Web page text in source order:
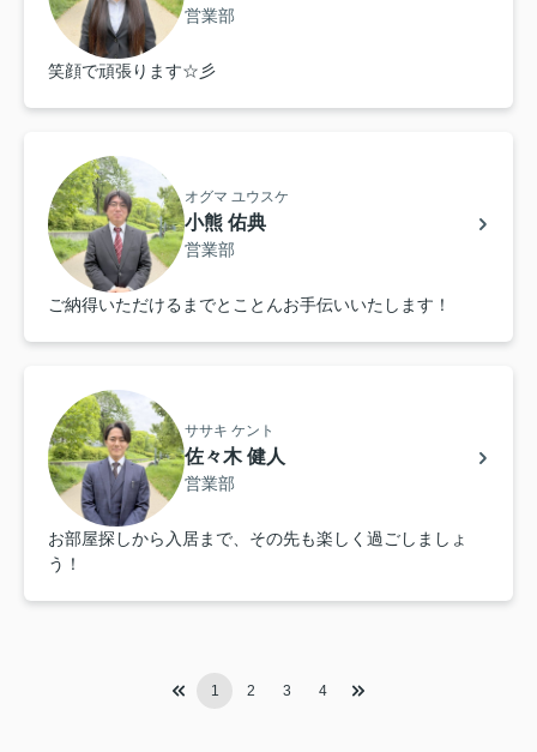
営業部
笑顔で頑張ります☆彡
オグマ ユウスケ
小熊 佑典
営業部
ご納得いただけるまでとことんお手伝いいたします！
ササキ ケント
佐々木 健人
営業部
お部屋探しから入居まで、その先も楽しく過ごしましょ
う！
1 2 3 4